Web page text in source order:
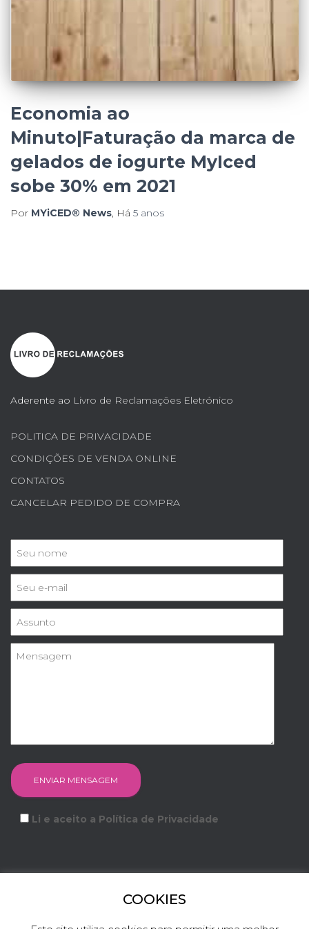
Economia ao
Minuto|Faturação da marca de
gelados de iogurte MyIced
sobe 30% em 2021
Por MYiCED® News, Há 5 anos
Aderente ao Livro de Reclamações Eletrónico
POLITICA DE PRIVACIDADE
CONDIÇÕES DE VENDA ONLINE
CONTATOS
CANCELAR PEDIDO DE COMPRA
Li e aceito a Política de Privacidade
COOKIES